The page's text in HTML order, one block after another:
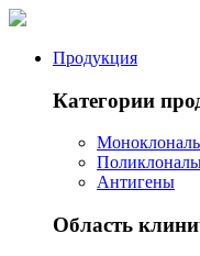
Продукция
Категории
Антигены
Область